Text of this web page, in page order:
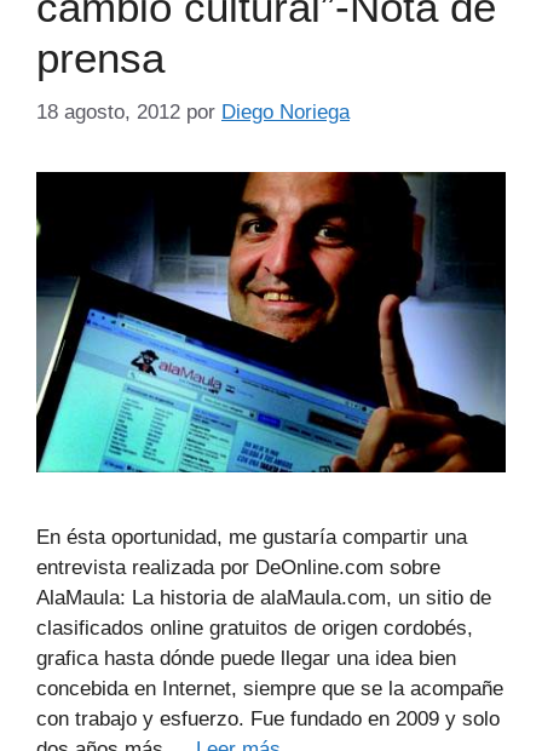
prensa
18 agosto, 2012 por Diego Noriega
En ésta oportunidad, me gustaría compartir una
entrevista realizada por DeOnline.com sobre
AlaMaula: La historia de alaMaula.com, un sitio de
clasificados online gratuitos de origen cordobés,
grafica hasta dónde puede llegar una idea bien
concebida en Internet, siempre que se la acompañe
con trabajo y esfuerzo. Fue fundado en 2009 y solo